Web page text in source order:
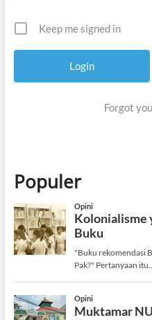
Keep me signed in
Forgot
Populer